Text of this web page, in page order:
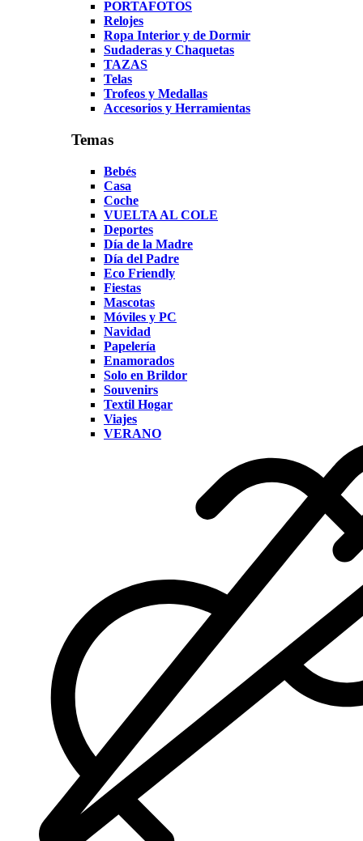
PORTAFOTOS
Relojes
Ropa Interior y de Dormir
Sudaderas y Chaquetas
TAZAS
Telas
Trofeos y Medallas
Accesorios y Herramientas
Temas
Bebés
Casa
Coche
VUELTA AL COLE
Deportes
Día de la Madre
Día del Padre
Eco Friendly
Fiestas
Mascotas
Móviles y PC
Navidad
Papelería
Enamorados
Solo en Brildor
Souvenirs
Textil Hogar
Viajes
VERANO